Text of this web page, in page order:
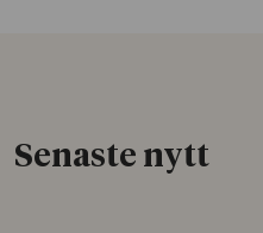
Senaste nytt